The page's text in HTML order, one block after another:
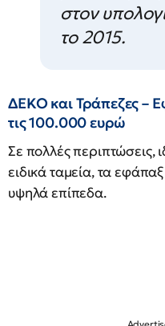
στον
το 2015.
ΔΕΚΟ και Τράπεζες –
τις 100.000 ευρώ
Σε πολλές περιπτώσεις,
ειδικά ταμεία, τα
υψηλά επίπεδα.